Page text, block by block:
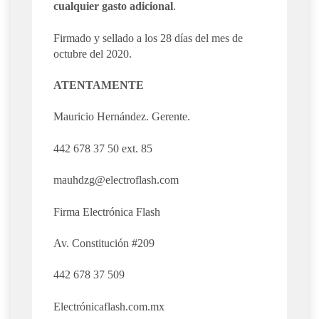
cualquier gasto adicional.
Firmado y sellado a los 28 días del mes de
octubre del 2020.
ATENTAMENTE
Mauricio Hernández. Gerente.
442 678 37 50 ext. 85
mauhdzg@electroflash.com
Firma Electrónica Flash
Av. Constitución #209
442 678 37 509
Electrónicaflash.com.mx